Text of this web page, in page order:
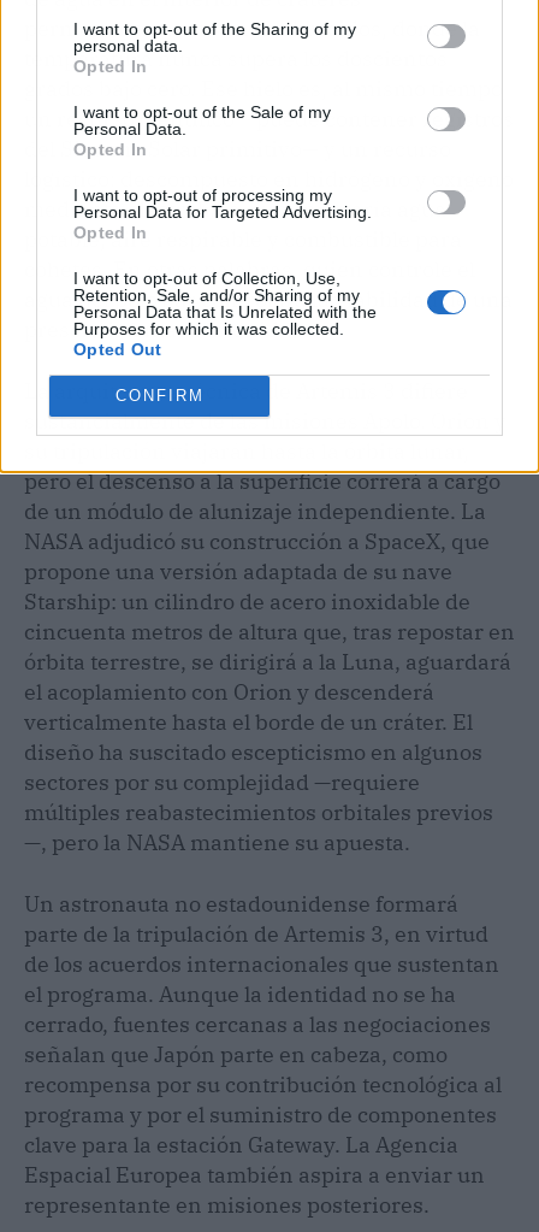
I want to opt-out of the Sharing of my
personal data.
Opted In
I want to opt-out of the Sale of my
Personal Data.
Opted In
I want to opt-out of processing my
Personal Data for Targeted Advertising.
Opted In
I want to opt-out of Collection, Use,
Retention, Sale, and/or Sharing of my
Personal Data that Is Unrelated with the
Purposes for which it was collected.
Opted Out
CONFIRM
permanentemente ensombrecidos, donde la
temperatura nunca supera los doscientos
un recurso científico —puede contener registros
del Sistema Solar primitivo— y un recurso
mediante electrólisis, suministraría agua
potable, aire respirable y combustible para
cohetes. En otras palabras, quien controle el
agua del polo sur controlará la viabilidad de una
presencia lunar sostenida.
La arquitectura técnica de Artemis 3 difiere
sustancialmente de las misiones Apolo. Orion y
pero el descenso a la superficie correrá a cargo
de un módulo de alunizaje independiente. La
NASA adjudicó su construcción a SpaceX, que
propone una versión adaptada de su nave
Starship: un cilindro de acero inoxidable de
cincuenta metros de altura que, tras repostar en
órbita terrestre, se dirigirá a la Luna, aguardará
el acoplamiento con Orion y descenderá
verticalmente hasta el borde de un cráter. El
diseño ha suscitado escepticismo en algunos
sectores por su complejidad —requiere
múltiples reabastecimientos orbitales previos
—, pero la NASA mantiene su apuesta.
Un astronauta no estadounidense formará
parte de la tripulación de Artemis 3, en virtud
de los acuerdos internacionales que sustentan
el programa. Aunque la identidad no se ha
cerrado, fuentes cercanas a las negociaciones
señalan que Japón parte en cabeza, como
recompensa por su contribución tecnológica al
programa y por el suministro de componentes
clave para la estación Gateway. La Agencia
Espacial Europea también aspira a enviar un
representante en misiones posteriores.